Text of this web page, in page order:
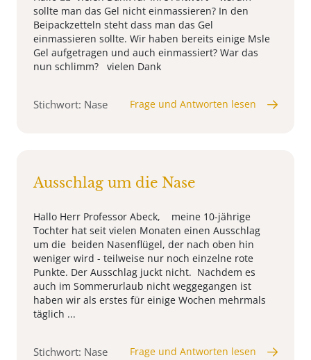
sollte man das Gel nicht einmassieren? In den
Beipackzetteln steht dass man das Gel
einmassieren sollte. Wir haben bereits einige Msle
Gel aufgetragen und auch einmassiert? War das
nun schlimm? vielen Dank
Stichwort: Nase Frage und Antworten lesen
Ausschlag um die Nase
Hallo Herr Professor Abeck, meine 10-jährige
Tochter hat seit vielen Monaten einen Ausschlag
um die beiden Nasenflügel, der nach oben hin
weniger wird - teilweise nur noch einzelne rote
Punkte. Der Ausschlag juckt nicht. Nachdem es
auch im Sommerurlaub nicht weggegangen ist
haben wir als erstes für einige Wochen mehrmals
täglich ...
Stichwort: Nase Frage und Antworten lesen